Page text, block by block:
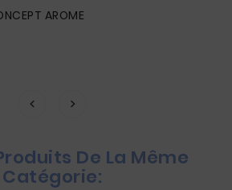
AROME
De La Même
Catégorie: